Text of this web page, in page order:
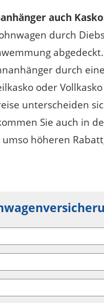
auch
durch
durch
oder
unterscheiden
Sie auch in
höheren